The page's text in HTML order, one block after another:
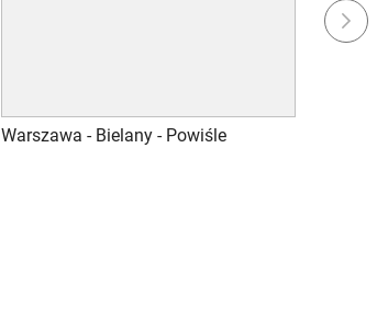
Warszawa - Bielany - Powiśle
Next